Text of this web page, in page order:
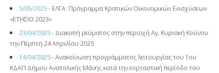
5/05/2025- ΕΛΓΑ: Πρόγραμμα Κρατικών Οικονομικών Ενισχύσεων
«ΕΤΗΣΙΟ 2023»
23/04/2025- Διακοπή ρεύματος στην περιοχή Αγ. Κυριακή Κούνου
την Πέμπτη 24 Απριλίου 2025
14/04/2025- Ανακοίνωση προγράμματος λειτουργίας του 1ου
ΚΔΑΠ Δήμου Ανατολικής Μάνης κατά την εορταστική περίοδο του